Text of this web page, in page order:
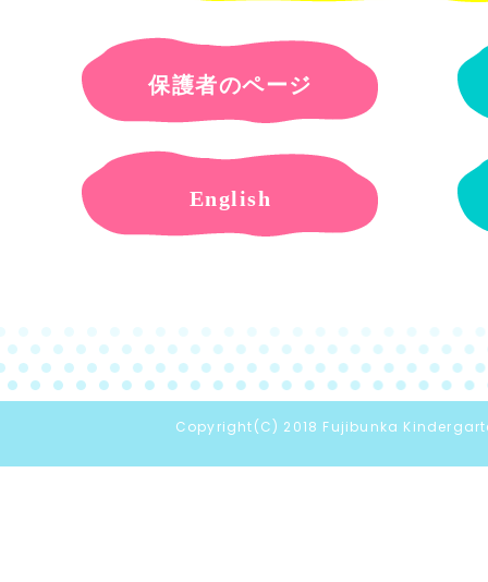
保護者のページ
English
Copyright(C) 2018 Fujibunka